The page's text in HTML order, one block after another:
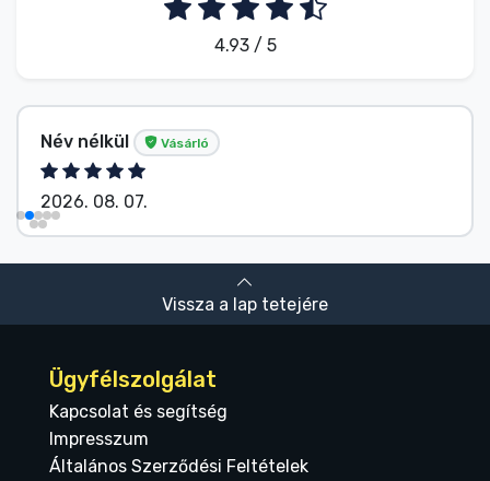
4.93 / 5
Név nélkül Vásárló
2026. 08. 07.
Vissza a lap tetejére
Ügyfélszolgálat
Kapcsolat és segítség
Impresszum
Általános Szerződési Feltételek